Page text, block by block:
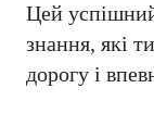
Цей
знання, які
дорогу і